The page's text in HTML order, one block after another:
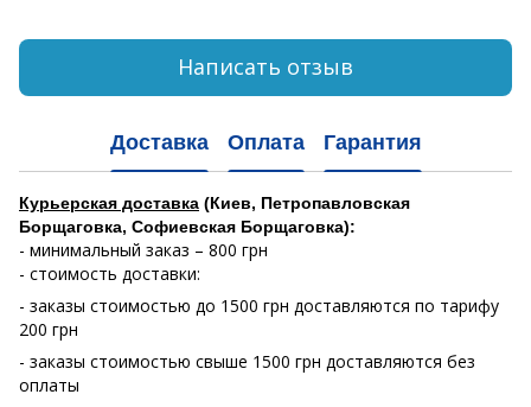
Написать отзыв
Доставка Оплата Гарантия
Курьерская доставка (Киев, Петропавловская
Борщаговка, Софиевская Борщаговка):
- минимальный заказ – 800 грн
- стоимость доставки:
- заказы стоимостью до 1500 грн доставляются по тарифу
200 грн
- заказы стоимостью свыше 1500 грн доставляются без
оплаты